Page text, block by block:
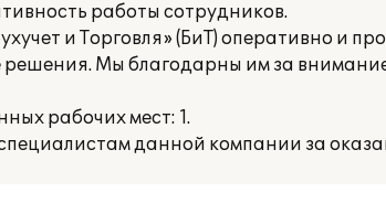
работы сотрудников.
и Торговля» (БиТ) оперативно и
Мы благодарны им за
рабочих мест: 1.
данной компании за